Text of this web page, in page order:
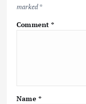
marked*
Comment*
Name *